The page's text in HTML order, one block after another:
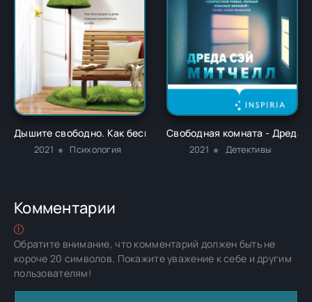
Дышите свободно. Как беспорядок в доме поможет
2021 Психология
Свободная комната - Дреда
2021 Детективы
Комментарии
Обратите внимание, что комментарий должен быть не
короче 20 символов. Покажите уважение к себе и другим
пользователям!